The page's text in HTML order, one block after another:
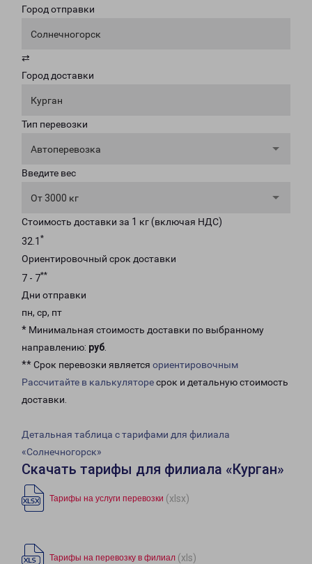
Город отправки
Солнечногорск
⇄
Город доставки
Курган
Тип перевозки
Автоперевозка
Введите вес
От 3000 кг
Стоимость доставки за 1 кг (включая НДС)
32.1 *
Ориентировочный срок доставки
7 - 7**
Дни отправки
пн, ср, пт
* Минимальная стоимость доставки по выбранному
направлению: руб.
** Срок перевозки является ориентировочным
Рассчитайте в калькуляторесрок и детальную стоимость
доставки.
Детальная таблица с тарифами для филиала
«Солнечногорск»
Скачать тарифы для филиала «Курган»
Тарифы на услуги перевозки (xlsx)
Тарифы на перевозку в филиал (xls)